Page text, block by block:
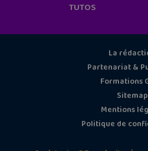
TUTOS
La
Partenariat &
Formations
Sitemap
Mentions
Politique de